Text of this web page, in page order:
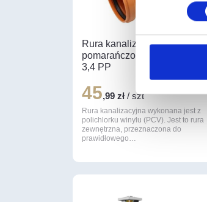
Rura kanalizacyjna
pomarańczowa fi 110/ dł 2000
3,4 PP
45,99 zł / szt
Rura kanalizacyjna wykonana jest z
polichlorku winylu (PCV). Jest to rura
zewnętrzna, przeznaczona do
prawidłowego…